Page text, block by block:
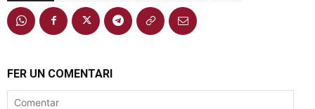
FER UN COMENTARI